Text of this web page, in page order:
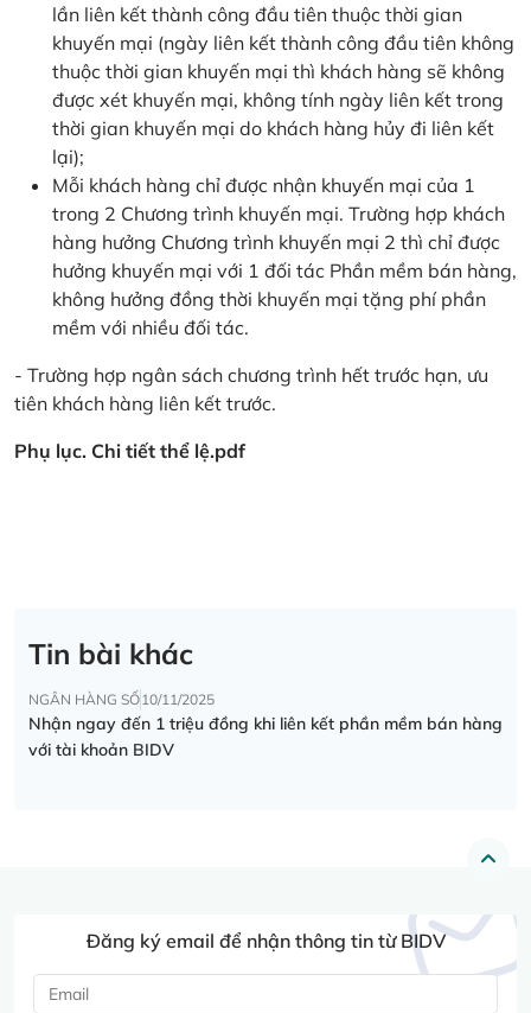
lần liên kết thành công đầu tiên thuộc thời gian
khuyến mại (ngày liên kết thành công đầu tiên không
thuộc thời gian khuyến mại thì khách hàng sẽ không
được xét khuyến mại, không tính ngày liên kết trong
thời gian khuyến mại do khách hàng hủy đi liên kết
lại);
Mỗi khách hàng chỉ được nhận khuyến mại của 1
trong 2 Chương trình khuyến mại. Trường hợp khách
hàng hưởng Chương trình khuyến mại 2 thì chỉ được
hưởng khuyến mại với 1 đối tác Phần mềm bán hàng,
không hưởng đồng thời khuyến mại tặng phí phần
mềm với nhiều đối tác.
- Trường hợp ngân sách chương trình hết trước hạn, ưu
tiên khách hàng liên kết trước.
Phụ lục. Chi tiết thể lệ.pdf
Tin bài khác
NGÂN HÀNG SỐ10/11/2025
Nhận ngay đến 1 triệu đồng khi liên kết phần mềm bán hàng
với tài khoản BIDV
Đăng ký email để nhận thông tin từ BIDV